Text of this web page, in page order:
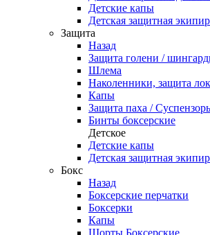
Детские капы
Детская защитная
Защита
Назад
Защита голени /
Шлема
Наколенники, защита
Капы
Защита паха /
Бинты боксерские
Детское
Детские капы
Детская защитная
Бокс
Назад
Боксерские перчатки
Боксерки
Капы
Шорты Боксерские